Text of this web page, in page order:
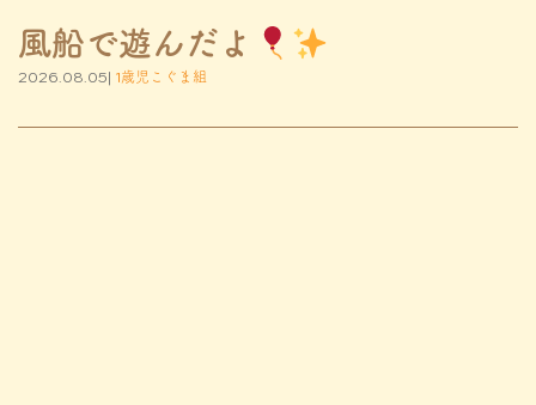
風船で遊んだよ
2026.08.05| 1歳児こぐま組